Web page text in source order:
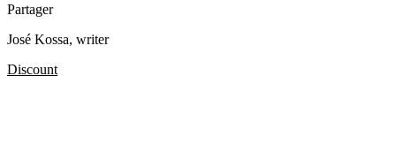
Partager
José Kossa, writer
Discount